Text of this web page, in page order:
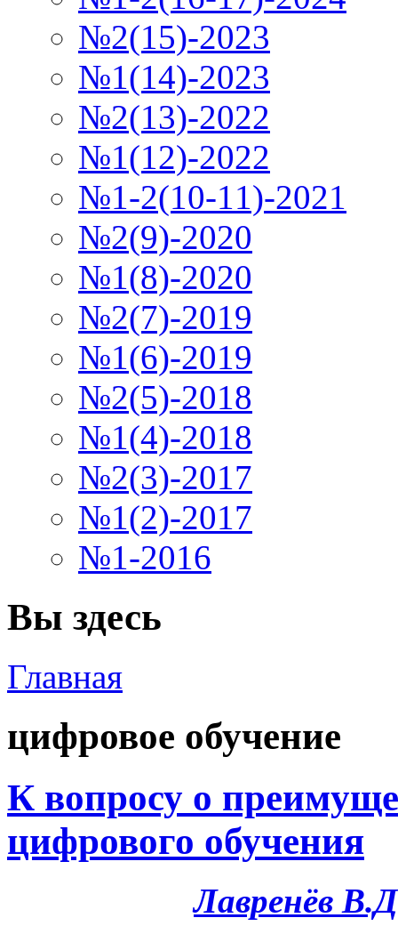
№2(15)-2023
№1(14)-2023
№2(13)-2022
№1(12)-2022
№1-2(10-11)-2021
№2(9)-2020
№1(8)-2020
№2(7)-2019
№1(6)-2019
№2(5)-2018
№1(4)-2018
№2(3)-2017
№1(2)-2017
№1-2016
Вы здесь
Главная
цифровое обучение
К вопросу о
цифрового обучения
Лавренёв